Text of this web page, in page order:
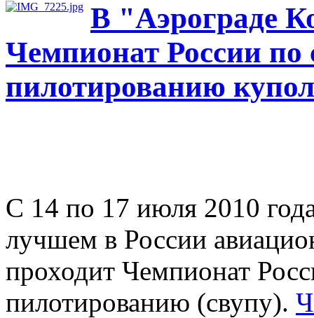
В "Аэрограде
Чемпионат России по
пилотированию
С 14 по 17 июля 2010
лучшем в России
проходит Чемпионат
пилотированию (свупу).